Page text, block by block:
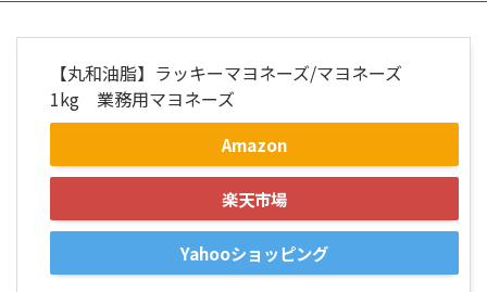
【丸和油脂】ラッキーマヨネーズ/マヨネーズ
1kg 業務用マヨネーズ
Amazon
楽天市場
Yahooショッピング